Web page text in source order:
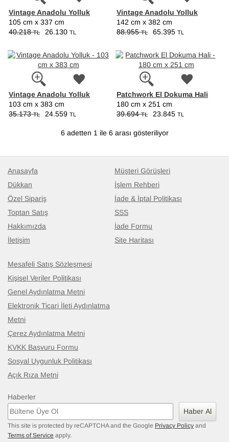
Vintage Anadolu Yolluk
105 cm x 337 cm
40.218TL 26.130 TL
Vintage Anadolu Yolluk
142 cm x 382 cm
88.955TL 65.395 TL
Vintage Anadolu Yolluk
103 cm x 383 cm
35.173TL 24.559 TL
Patchwork El Dokuma Hali
180 cm x 251 cm
39.694TL 23.845 TL
6 adetten 1 ile 6 arası gösteriliyor
Anasayfa
Dükkan
Özel Sipariş
Toptan Satış
Hakkımızda
İletişim
Müşteri Görüşleri
İşlem Rehberi
İade & İptal Politikası
SSS
İade Formu
Site Haritası
Mesafeli Satış Sözleşmesi
Kişisel Veriler Politikası
Genel Aydınlatma Metni
Elektronik Ticari İleti Aydınlatma
Metni
Çerez Aydınlatma Metni
KVKK Başvuru Formu
Sosyal Uygunluk Politikası
Açık Rıza Metni
Haberler
Haber Al
This site is protected by reCAPTCHA and the Google Privacy Policy and
Terms of Service apply.